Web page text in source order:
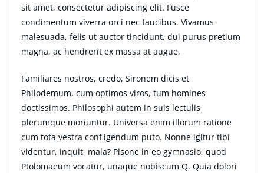
sit amet, consectetur adipiscing elit. Fusce
condimentum viverra orci nec faucibus. Vivamus
malesuada, felis ut auctor tincidunt, dui purus pretium
magna, ac hendrerit ex massa at augue.
Familiares nostros, credo, Sironem dicis et
Philodemum, cum optimos viros, tum homines
doctissimos. Philosophi autem in suis lectulis
plerumque moriuntur. Universa enim illorum ratione
cum tota vestra confligendum puto. Nonne igitur tibi
videntur, inquit, mala? Pisone in eo gymnasio, quod
Ptolomaeum vocatur, unaque nobiscum Q. Quia dolori